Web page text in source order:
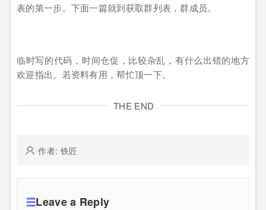
表的第一步。下面一篇就到获取群列表，群成员。
临时写的代码，时间仓促，比较杂乱，有什么出错的地方
欢迎指出。若资料有用，帮忙顶一下。
THE END
作者: 铁匠
Leave a Reply